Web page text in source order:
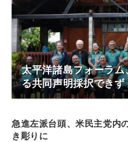
太平洋諸島フォーラ
る共同声明採択でき
急進左派台頭、米民主党内
き彫りに